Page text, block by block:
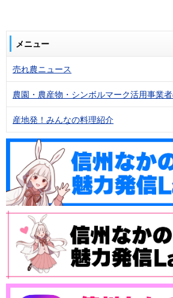
メニュー
売れ農ニュース
農園・農産物・シンボルマーク活用事業
産地発！みんなの料理紹介